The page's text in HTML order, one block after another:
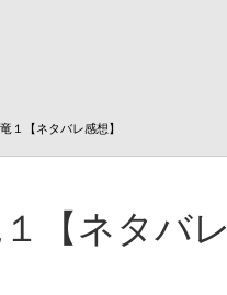
１【ネタバレ感想】
【ネタバレ